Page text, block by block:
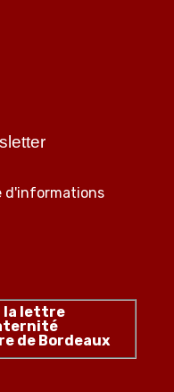
d'informations
la lettre
de Bordeaux